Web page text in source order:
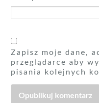
Zapisz moje dane,
przeglądarce aby
pisania kolejnych